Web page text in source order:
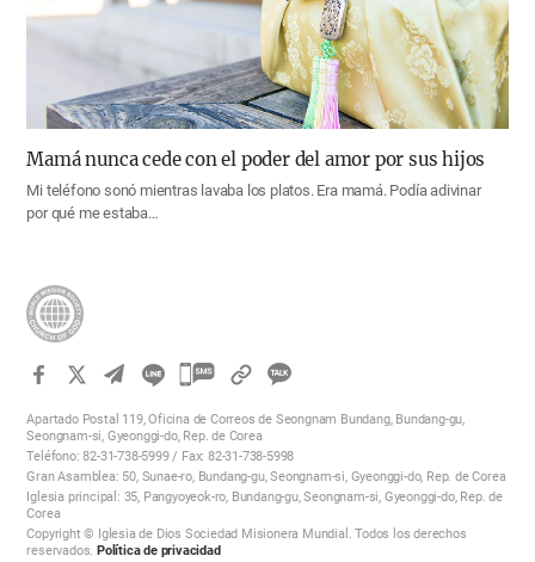
Mamá nunca cede con el poder del amor por sus hijos
Mi teléfono sonó mientras lavaba los platos. Era mamá. Podía adivinar
por qué me estaba…
카
오
톡
공
하
Apartado Postal 119, Oficina de Correos de Seongnam Bundang, Bundang-gu,
Seongnam-si, Gyeonggi-do, Rep. de Corea
Teléfono: 82-31-738-5999 / Fax: 82-31-738-5998
Gran Asamblea: 50, Sunae-ro, Bundang-gu, Seongnam-si, Gyeonggi-do, Rep. de Corea
Iglesia principal: 35, Pangyoyeok-ro, Bundang-gu, Seongnam-si, Gyeonggi-do, Rep. de
Corea
Copyright © Iglesia de Dios Sociedad Misionera Mundial. Todos los derechos
reservados.Política de privacidad